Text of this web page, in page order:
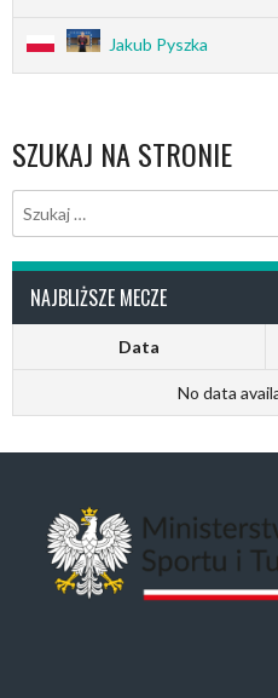
Jakub Pyszka
SZUKAJ NA STRONIE
NAJBLIŻSZE MECZE
Data
No data